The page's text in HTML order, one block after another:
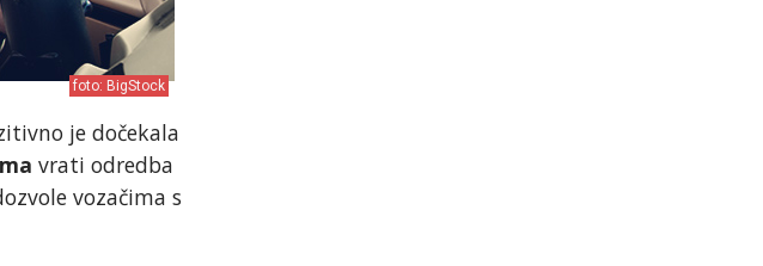
foto: BigStock
je dočekala
vrati odredba
vozačima s